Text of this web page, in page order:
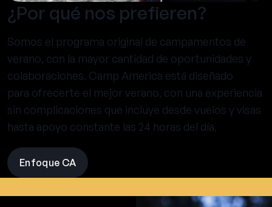
¿Por qué nos prefieren?
Somos el programa original de campamentos de
verano, con la mayor cantidad de oportunidades y
colaboraciones. Camp America está diseñado
para ofrecerte el mejor verano, con una experiencia
sin complicaciones que incluye desde vuelos y visas
hasta apoyo constante las 24 horas del día.
Enfoque CA visit
the
pages